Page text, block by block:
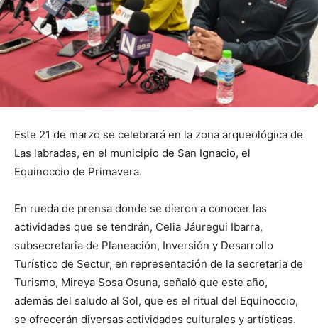
Este 21 de marzo se celebrará en la zona arqueológica de
Las labradas, en el municipio de San Ignacio, el
Equinoccio de Primavera.
En rueda de prensa donde se dieron a conocer las
actividades que se tendrán, Celia Jáuregui Ibarra,
subsecretaria de Planeación, Inversión y Desarrollo
Turístico de Sectur, en representación de la secretaria de
Turismo, Mireya Sosa Osuna, señaló que este año,
además del saludo al Sol, que es el ritual del Equinoccio,
se ofrecerán diversas actividades culturales y artísticas.